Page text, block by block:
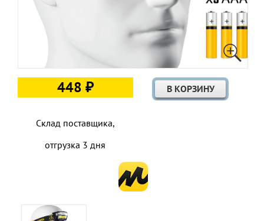
448 ₽
Склад поставщика,
отгрузка 3 дня